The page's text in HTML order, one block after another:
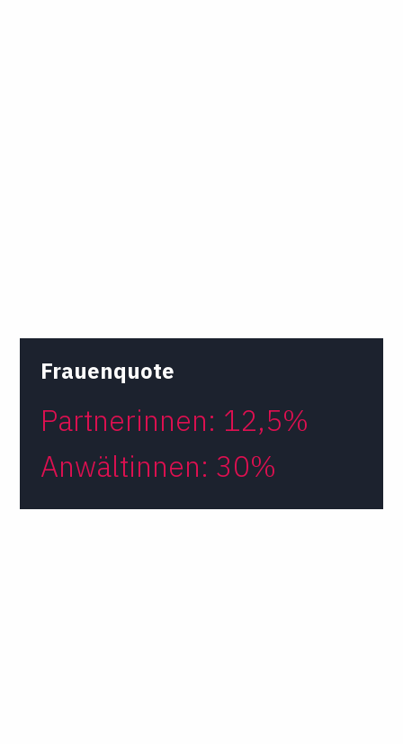
Frauenquote
Partnerinnen: 12,5%
Anwältinnen: 30%